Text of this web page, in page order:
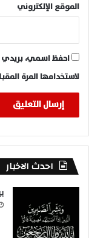
الموقع الإلكتروني
احفظ اسمي، بريدي
لاستخدامها المرة
احدث الاخبار